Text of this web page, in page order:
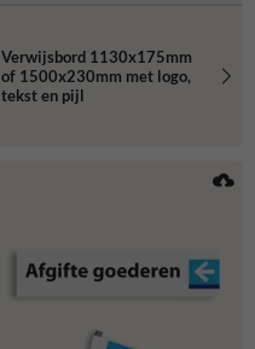
Verwijsbord 1130x175mm
of 1500x230mm met logo,
tekst en pijl